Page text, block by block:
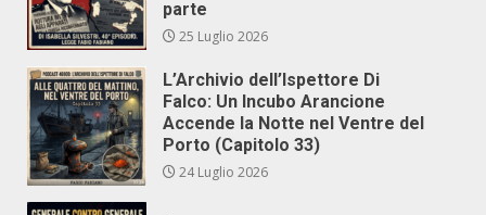
parte
25 Luglio 2026
L’Archivio dell’Ispettore Di
Falco: Un Incubo Arancione
Accende la Notte nel Ventre del
Porto (Capitolo 33)
24 Luglio 2026